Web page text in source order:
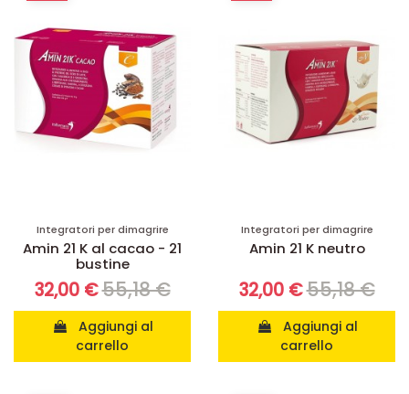
Integratori per dimagrire
Amin 21 K al cacao - 21
bustine
32,00 €55,18 €
carrello
Integratori per dimagrire
Amin 21 K neutro
32,00 €55,18 €
carrello